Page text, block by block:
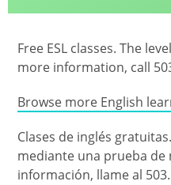
Free ESL classes. The
more information, call
Browse more English
Clases de inglés
mediante una prueba de
información, llame al